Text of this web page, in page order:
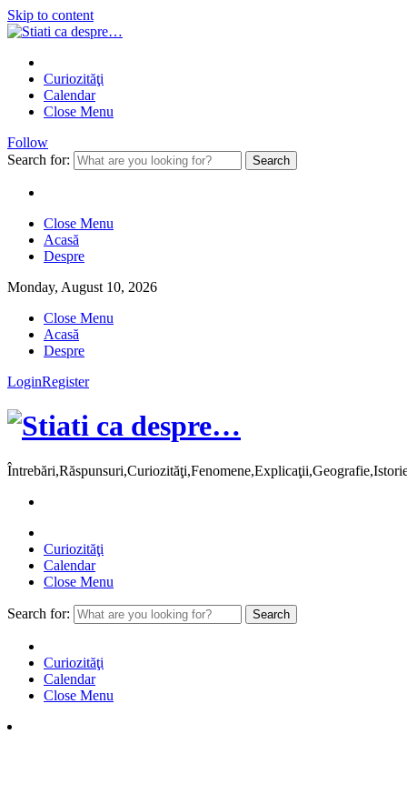
Skip to content
Curiozităţi
Calendar
Close Menu
Follow
Search for:
Close Menu
Acasă
Despre
Monday, August 10, 2026
Close Menu
Acasă
Despre
LoginRegister
Curiozităţi
Calendar
Close Menu
Search for:
Curiozităţi
Calendar
Close Menu